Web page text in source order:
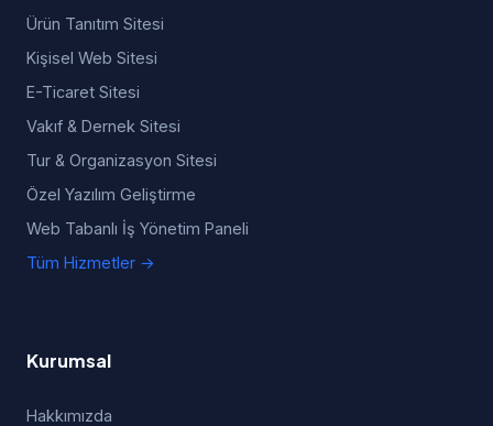
Ürün Tanıtım Sitesi
Kişisel Web Sitesi
E-Ticaret Sitesi
Vakıf & Dernek Sitesi
Tur & Organizasyon Sitesi
Özel Yazılım Geliştirme
Web Tabanlı İş Yönetim Paneli
Tüm Hizmetler →
Kurumsal
Hakkımızda